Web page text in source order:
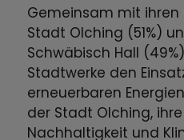
Gemeinsam mit
Stadt Olching (51%)
Schwäbisch Hall
Stadtwerke den
erneuerbaren
der Stadt Olching,
Nachhaltigkeit und